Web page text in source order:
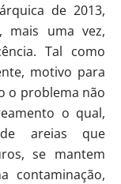
de 2013,
mais uma vez,
Tal como
motivo para
o problema não
o qual,
areias que
se mantem
contaminação,